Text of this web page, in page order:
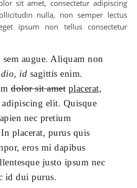
sit amet, consectetur adipiscing
nulla, non semper lectus
ipsum non tellus consectetur
sem augue. Aliquam non
id sagittis enim.
dolor sit amet placerat,
adipiscing elit. Quisque
nec pretium
placerat, purus quis
eros mi dapibus
justo ipsum nec
id dui purus.